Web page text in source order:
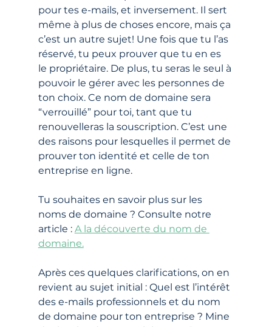
pour tes e-mails, et inversement. Il sert
même à plus de choses encore, mais ça
c’est un autre sujet! Une fois que tu l’as
réservé, tu peux prouver que tu en es
le propriétaire. De plus, tu seras le seul à
pouvoir le gérer avec les personnes de
ton choix. Ce nom de domaine sera
“verrouillé” pour toi, tant que tu
renouvelleras la souscription. C’est une
des raisons pour lesquelles il permet de
prouver ton identité et celle de ton
entreprise en ligne.
Tu souhaites en savoir plus sur les
noms de domaine ? Consulte notre
article : A la découverte du nom de
domaine.
Après ces quelques clarifications, on en
revient au sujet initial : Quel est l’intérêt
des e-mails professionnels et du nom
de domaine pour ton entreprise ? Mine